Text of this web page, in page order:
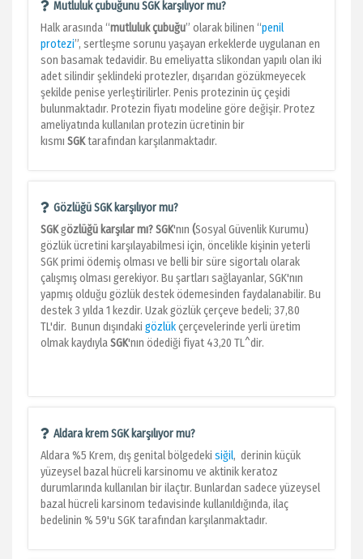
Mutluluk çubuğunu SGK karşılıyor mu?
Halk arasında “mutluluk çubuğu” olarak bilinen “penil
protezi”, sertleşme sorunu yaşayan erkeklerde uygulanan en
son basamak tedavidir. Bu emeliyatta slikondan yapılı olan iki
adet silindir şeklindeki protezler, dışarıdan gözükmeyecek
şekilde penise yerleştirilirler. Penis protezinin üç çeşidi
bulunmaktadır. Protezin fiyatı modeline göre değişir. Protez
ameliyatında kullanılan protezin ücretinin bir
kısmı SGKtarafından karşılanmaktadır.
Gözlüğü SGK karşılıyor mu?
SGKgözlüğü karşılar mı? SGK'nın (Sosyal Güvenlik Kurumu)
gözlük ücretini karşılayabilmesi için, öncelikle kişinin yeterli
SGK primi ödemiş olması ve belli bir süre sigortalı olarak
çalışmış olması gerekiyor. Bu şartları sağlayanlar, SGK'nın
yapmış olduğu gözlük destek ödemesinden faydalanabilir. Bu
destek 3 yılda 1 kezdir. Uzak gözlük çerçeve bedeli; 37,80
TL'dir. Bunun dışındaki gözlükçerçevelerinde yerli üretim
olmak kaydıylaSGK'nın ödediği fiyat 43,20 TL^dir.
Aldara krem SGK karşılıyor mu?
Aldara %5 Krem, dış genital bölgedeki siğil, derinin küçük
yüzeysel bazal hücreli karsinomu ve aktinik keratoz
durumlarında kullanılan bir ilaçtır. Bunlardan sadece yüzeysel
bazal hücreli karsinom tedavisinde kullanıldığında, ilaç
bedelinin % 59'u SGK tarafından karşılanmaktadır.